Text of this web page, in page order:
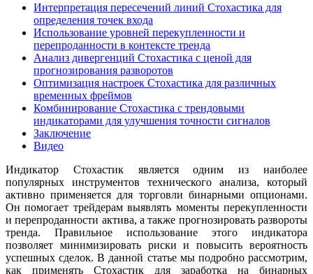
Интерпретация пересечений линий Стохастика для
определения точек входа
Использование уровней перекупленности и
перепроданности в контексте тренда
Анализ дивергенций Стохастика с ценой для
прогнозирования разворотов
Оптимизация настроек Стохастика для различных
временных фреймов
Комбинирование Стохастика с трендовыми
индикаторами для улучшения точности сигналов
Заключение
Видео
Индикатор Стохастик является одним из наиболее
популярных инструментов технического анализа, который
активно применяется для торговли бинарными опционами.
Он помогает трейдерам выявлять моменты перекупленности
и перепроданности актива, а также прогнозировать развороты
тренда. Правильное использование этого индикатора
позволяет минимизировать риски и повысить вероятность
успешных сделок. В данной статье мы подробно рассмотрим,
как применять Стохастик для заработка на бинарных